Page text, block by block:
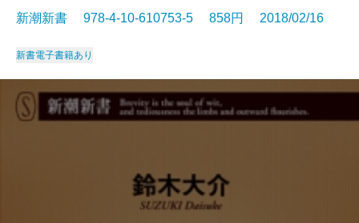
新潮新書 978-4-10-610753-5 858円 2018/02/16
新書電子書籍あり